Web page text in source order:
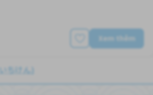
Xem thêm
ちけん)